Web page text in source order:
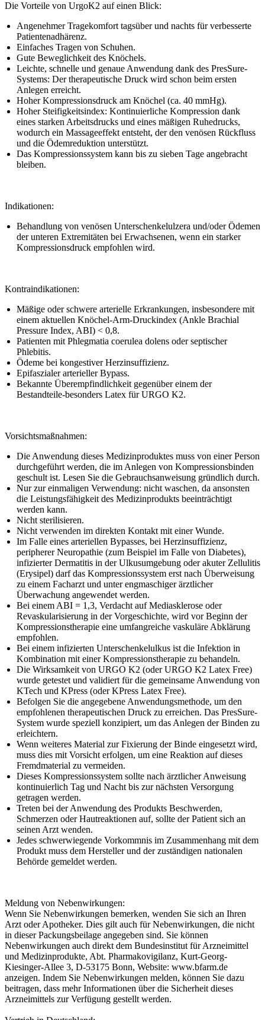
Die Vorteile von UrgoK2 auf einen Blick:
Angenehmer Tragekomfort tagsüber und nachts für verbesserte
Patientenadhärenz.
Einfaches Tragen von Schuhen.
Gute Beweglichkeit des Knöchels.
Leichte, schnelle und genaue Anwendung dank des PresSure-
Systems: Der therapeutische Druck wird schon beim ersten
Anlegen erreicht.
Hoher Kompressionsdruck am Knöchel (ca. 40 mmHg).
Hoher Steifigkeitsindex: Kontinuierliche Kompression dank
eines starken Arbeitsdrucks und eines mäßigen Ruhedrucks,
wodurch ein Massageeffekt entsteht, der den venösen Rückfluss
und die Ödemreduktion unterstützt.
Das Kompressionssystem kann bis zu sieben Tage angebracht
bleiben.
Indikationen:
Behandlung von venösen Unterschenkelulzera und/oder Ödemen
der unteren Extremitäten bei Erwachsenen, wenn ein starker
Kompressionsdruck empfohlen wird.
Kontraindikationen:
Mäßige oder schwere arterielle Erkrankungen, insbesondere mit
einem aktuellen Knöchel-Arm-Druckindex (Ankle Brachial
Pressure Index, ABI) < 0,8.
Patienten mit Phlegmatia coerulea dolens oder septischer
Phlebitis.
Ödeme bei kongestiver Herzinsuffizienz.
Epifaszialer arterieller Bypass.
Bekannte Überempfindlichkeit gegenüber einem der
Bestandteile-besonders Latex für URGO K2.
Vorsichtsmaßnahmen:
Die Anwendung dieses Medizinproduktes muss von einer Person
durchgeführt werden, die im Anlegen von Kompressionsbinden
geschult ist. Lesen Sie die Gebrauchsanweisung gründlich durch.
Nur zur einmaligen Verwendung: nicht waschen, da ansonsten
die Leistungsfähigkeit des Medizinprodukts beeinträchtigt
werden kann.
Nicht sterilisieren.
Nicht verwenden im direkten Kontakt mit einer Wunde.
Im Falle eines arteriellen Bypasses, bei Herzinsuffizienz,
peripherer Neuropathie (zum Beispiel im Falle von Diabetes),
infizierter Dermatitis in der Ulkusumgebung oder akuter Zellulitis
(Erysipel) darf das Kompressionssystem erst nach Überweisung
zu einem Facharzt und unter engmaschiger ärztlicher
Überwachung angewendet werden.
Bei einem ABI = 1,3, Verdacht auf Mediasklerose oder
Revaskularisierung in der Vorgeschichte, wird vor Beginn der
Kompressionstherapie eine umfangreiche vaskuläre Abklärung
empfohlen.
Bei einem infizierten Unterschenkelulkus ist die Infektion in
Kombination mit einer Kompressionstherapie zu behandeln.
Die Wirksamkeit von URGO K2 (oder URGO K2 Latex Free)
wurde getestet und validiert für die gemeinsame Anwendung von
KTech und KPress (oder KPress Latex Free).
Befolgen Sie die angegebene Anwendungsmethode, um den
empfohlenen therapeutischen Druck zu erreichen. Das PresSure-
System wurde speziell konzipiert, um das Anlegen der Binden zu
erleichtern.
Wenn weiteres Material zur Fixierung der Binde eingesetzt wird,
muss dies mit Vorsicht erfolgen, um eine Reaktion auf dieses
Fremdmaterial zu vermeiden.
Dieses Kompressionssystem sollte nach ärztlicher Anweisung
kontinuierlich Tag und Nacht bis zur nächsten Versorgung
getragen werden.
Treten bei der Anwendung des Produkts Beschwerden,
Schmerzen oder Hautreaktionen auf, sollte der Patient sich an
seinen Arzt wenden.
Jedes schwerwiegende Vorkommnis im Zusammenhang mit dem
Produkt muss dem Hersteller und der zuständigen nationalen
Behörde gemeldet werden.
Meldung von Nebenwirkungen:
Wenn Sie Nebenwirkungen bemerken, wenden Sie sich an Ihren
Arzt oder Apotheker. Dies gilt auch für Nebenwirkungen, die nicht
in dieser Packungsbeilage angegeben sind. Sie können
Nebenwirkungen auch direkt dem Bundesinstitut für Arzneimittel
und Medizinprodukte, Abt. Pharmakovigilanz, Kurt-Georg-
Kiesinger-Allee 3, D-53175 Bonn, Website: www.bfarm.de
anzeigen. Indem Sie Nebenwirkungen melden, können Sie dazu
beitragen, dass mehr Informationen über die Sicherheit dieses
Arzneimittels zur Verfügung gestellt werden.